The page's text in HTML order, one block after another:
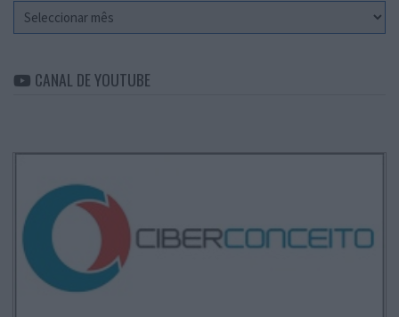
Arquivo
CANAL DE YOUTUBE